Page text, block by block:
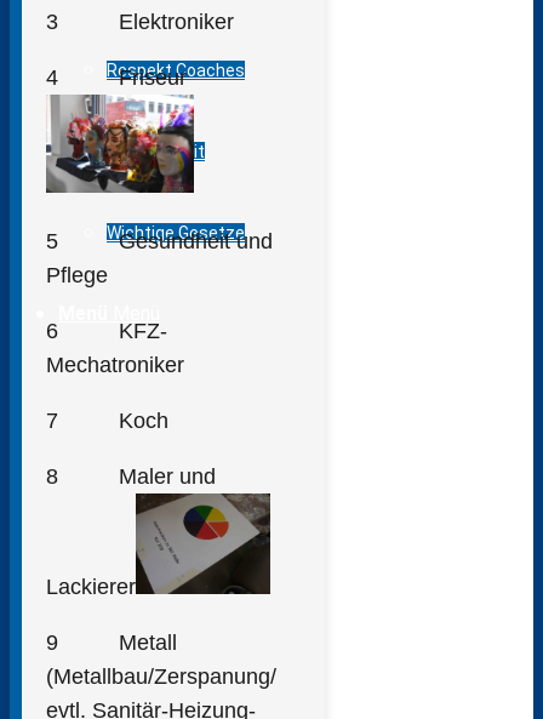
Respekt Coaches
Trauerarbeit
Wichtige Gesetze
3 Elektroniker
4 Friseur
5 Gesundheit und
Pflege
6 KFZ-
Mechatroniker
7 Koch
8 Maler und
Lackierer
9 Metall
(Metallbau/Zerspanung/
evtl. Sanitär-Heizung-